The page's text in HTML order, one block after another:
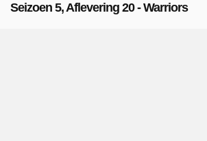
Seizoen 5, Aflevering 20 - Warriors